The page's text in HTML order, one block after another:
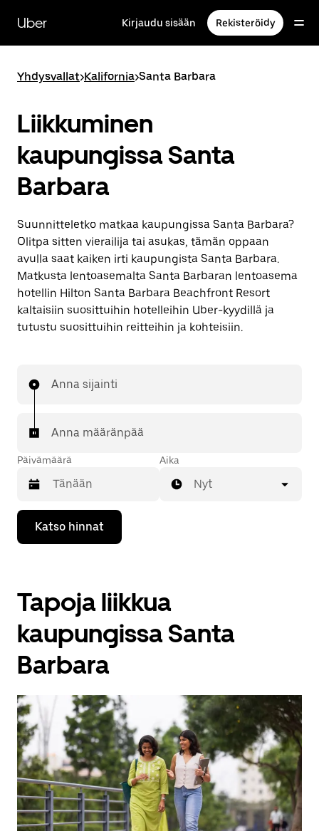
siirry
pääsisältöön
Uber Kirjaudu sisään Rekisteröidy
Yhdysvallat>Kalifornia>Santa Barbara
Liikkuminen
kaupungissa Santa
Barbara
Suunnitteletko matkaa kaupungissa Santa Barbara?
Olitpa sitten vierailija tai asukas, tämän oppaan
avulla saat kaiken irti kaupungista Santa Barbara.
Matkusta lentoasemalta Santa Barbaran lentoasema
hotellin Hilton Santa Barbara Beachfront Resort
kaltaisiin suosittuihin hotelleihin Uber-kyydillä ja
tutustu suosittuihin reitteihin ja kohteisiin.
Anna sijainti
Anna määränpää
Päivämäärä
Valitse
päivämäärä
kalenterissa
Sulje
kalenteri
painikkeella.
Aika
Nyt
Katso hinnat
Tapoja liikkua
kaupungissa Santa
Barbara